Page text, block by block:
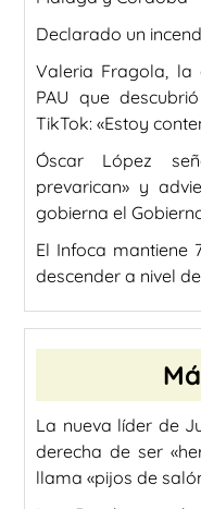
Declarado un
Valeria Fragola,
PAU que
TikTok: «Estoy
Óscar López
prevarican» y
gobierna el
El Infoca mantiene
descender a nivel
La nueva líder de
derecha de ser
llama «pijos de